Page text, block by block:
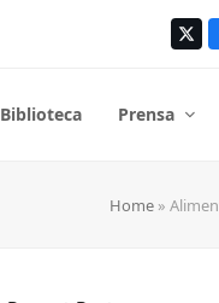
Biblioteca Prensa
Home »